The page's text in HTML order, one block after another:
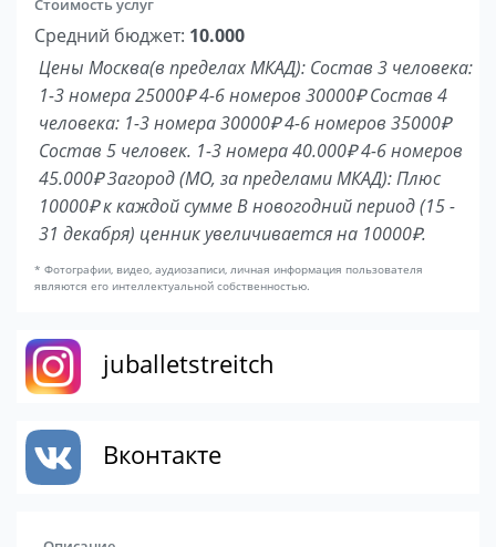
Стоимость услуг
Средний бюджет: 10.000
Цены Москва(в пределах МКАД): Состав 3 человека:
1-3 номера 25000₽ 4-6 номеров 30000₽ Состав 4
человека: 1-3 номера 30000₽ 4-6 номеров 35000₽
Состав 5 человек. 1-3 номера 40.000₽ 4-6 номеров
45.000₽ Загород (МО, за пределами МКАД): Плюс
10000₽ к каждой сумме В новогодний период (15 -
31 декабря) ценник увеличивается на 10000₽.
* Фотографии, видео, аудиозаписи, личная информация пользователя
являются его интеллектуальной собственностью.
juballetstreitch
Вконтакте